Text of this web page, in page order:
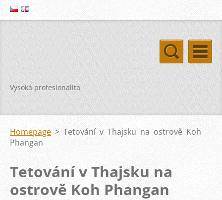
Vysoká profesionalita
Homepage > Tetování v Thajsku na ostrově Koh
Phangan
Tetování v Thajsku na
ostrově Koh Phangan